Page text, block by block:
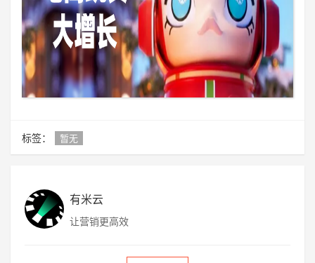
标签： 暂无
有米云
让营销更高效